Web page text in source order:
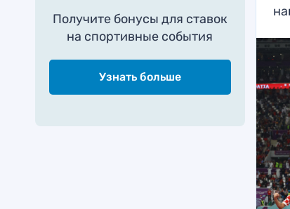
Получите бонусы для ставок
на спортивные события
Узнать больше